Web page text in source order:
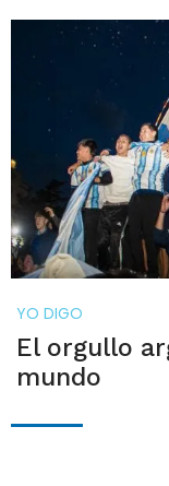
YO DIGO
El orgullo
mundo